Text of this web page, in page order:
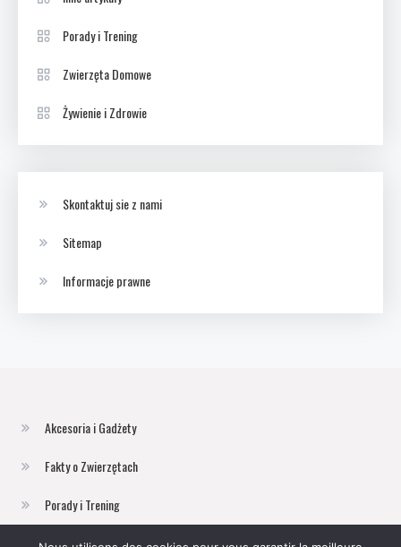
Porady i Trening
Zwierzęta Domowe
Żywienie i Zdrowie
Skontaktuj sie z nami
Sitemap
Informacje prawne
Akcesoria i Gadżety
Fakty o Zwierzętach
Porady i Trening
Zwierzęta Domowe